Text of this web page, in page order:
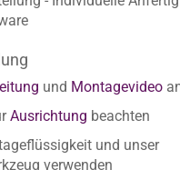
und Montagevideo
Ausrichtung beachten
und unser
verwenden